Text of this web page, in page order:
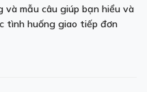
và mẫu câu giúp bạn hiểu và
tình huống giao tiếp đơn